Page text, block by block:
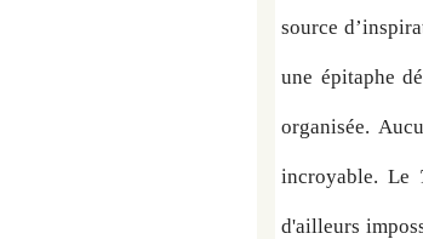
source
une épitaphe
organisée.
incroyable. Le
d'ailleurs